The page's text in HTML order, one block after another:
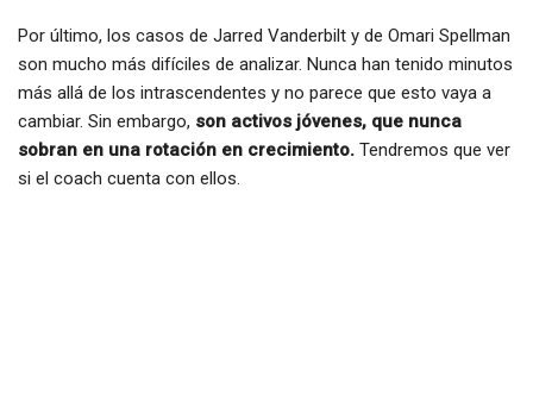
Por último, los casos de Jarred Vanderbilt y de Omari Spellman
son mucho más difíciles de analizar. Nunca han tenido minutos
más allá de los intrascendentes y no parece que esto vaya a
cambiar. Sin embargo, son activos jóvenes, que nunca
sobran en una rotación en crecimiento. Tendremos que ver
si el coach cuenta con ellos.